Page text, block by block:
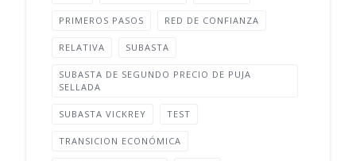
PRIMEROS PASOS RED DE CONFIANZA
RELATIVA SUBASTA
SUBASTA DE SEGUNDO PRECIO DE PUJA
SELLADA
SUBASTA VICKREY TEST
TRANSICION ECONÓMICA